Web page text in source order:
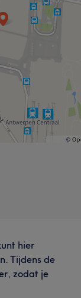
hier
Tijdens de
zodat je